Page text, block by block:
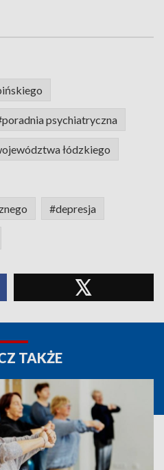
psychiatryczna
łódzkiego
#depresja
TAKŻE